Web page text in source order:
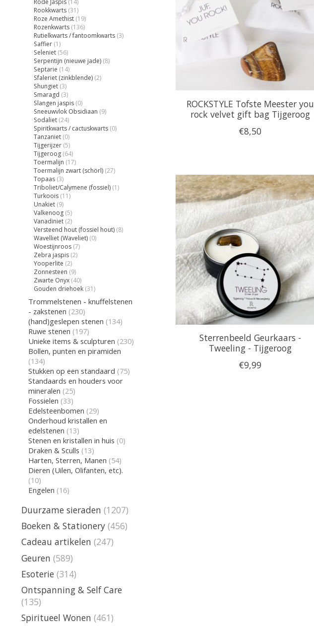
Rookkwarts (31)
Roze Amethist (19)
Rozenkwarts (136)
Rutielkwarts / fantoomkwarts (3)
Saffier (1)
Seleniet (56)
Serpentijn (nieuwe jade) (8)
Septarie (14)
Sfaleriet (zinkblende) (2)
Shungiet (3)
Smaragd (3)
Slangen jaspis (0)
Sneeuwvlok Obsidiaan (9)
Sodaliet (24)
Spiritkwarts / cactuskwarts (0)
Tanzaniet (0)
Tijgerijzer (5)
Tijgeroog (64)
Toermalijn (17)
Toermalijn zwart (schörl) (27)
Topaas (3)
Triboliet/Calymene (fossiel) (1)
Turkoois (11)
Unakiet (9)
Valkenoog (5)
Vanadiniet (2)
Versteend hout (fossiel hout) (8)
Wavelliet (Waveliet) (0)
Woestijnroos (7)
Zebra jaspis (2)
Yooperlite (2)
Zonnesteen (9)
Zwarte Onyx (40)
Gouden driehoek (31)
Trommelstenen - knuffelstenen
- zakstenen (230)
(hand)geslepen stenen (134)
Ruwe stenen (197)
Unieke items & sculpturen (230)
Bollen, punten en piramiden
(134)
Stukken op een standaard (75)
Standaards en houders voor
mineralen (25)
Fossielen (33)
Edelsteenbomen (29)
Onderhoud kristallen en
edelstenen (13)
Stenen en kristallen in huis (0)
Draken & Sculls (13)
Harten, Sterren, Manen (54)
Dieren (Uilen, Olifanten, etc).
(10)
Engelen (16)
Duurzame sieraden (1207)
Boeken & Stationery (456)
Cadeau artikelen (247)
Geuren (589)
Esoterie (314)
Ontspanning & Self Care
(135)
Spiritueel Wonen (461)
ROCKSTYLE Tofste Meester you
rock velvet gift bag Tijgeroog
€8,50
Sterrenbeeld Geurkaars -
Tweeling - Tijgeroog
€9,99